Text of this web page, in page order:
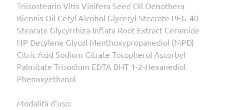
Triisostearin Vitis Vinifera Seed Oil Oenothera
Biennis Oil Cetyl Alcohol Glyceryl Stearate PEG-40
Stearate Glycyrrhiza Inflata Root Extract Ceramide
NP Decylene Glycol Menthoxypropanediol (MPD)
Citric Acid Sodium Citrate Tocopherol Ascorbyl
Palmitate Trisodium EDTA BHT 1-2-Hexanediol
Phenoxyethanol
Modalità d'uso: